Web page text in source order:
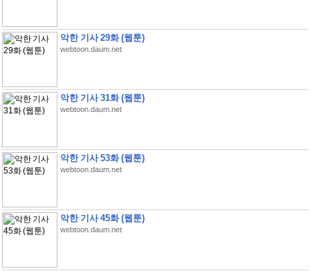
악한 기사 29화 (웹툰)
webtoon.daum.net
악한 기사 31화 (웹툰)
webtoon.daum.net
악한 기사 53화 (웹툰)
webtoon.daum.net
악한 기사 45화 (웹툰)
webtoon.daum.net